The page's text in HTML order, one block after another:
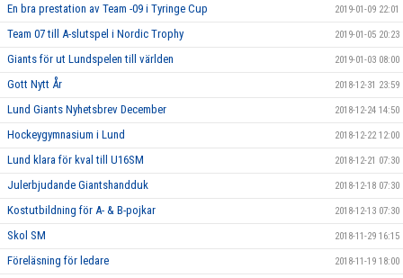
En bra prestation av Team -09 i Tyringe Cup 2019-01-09 22:01
Team 07 till A-slutspel i Nordic Trophy 2019-01-05 20:23
Giants för ut Lundspelen till världen 2019-01-03 08:00
Gott Nytt År 2018-12-31 23:59
Lund Giants Nyhetsbrev December 2018-12-24 14:50
Hockeygymnasium i Lund 2018-12-22 12:00
Lund klara för kval till U16SM 2018-12-21 07:30
Julerbjudande Giantshandduk 2018-12-18 07:30
Kostutbildning för A- & B-pojkar 2018-12-13 07:30
Skol SM 2018-11-29 16:15
Föreläsning för ledare 2018-11-19 18:00